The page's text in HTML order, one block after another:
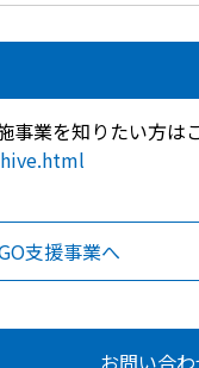
業を知りたい方は
支援事業へ
お問い合